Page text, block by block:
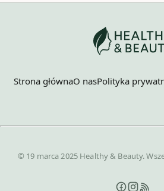
Strona głównaO nasPolityka
© 19 marca 2025 Healthy & Beauty.